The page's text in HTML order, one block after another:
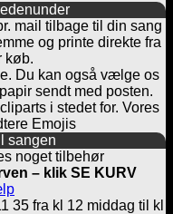
mail tilbage til din sang
og printe direkte fra
køb.
Du kan også vælge os
sendt med posten.
i stedet for. Vores
Emojis
sangen
noget tilbehør
– klik SE KURV
35 fra kl 12 middag til kl